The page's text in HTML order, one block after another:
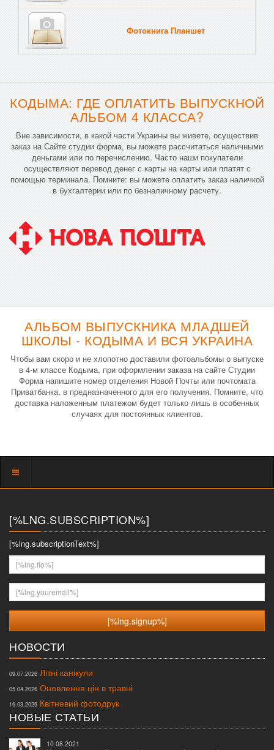
Фотокнига Планшет
КОДЫМА: ГДЕ ОПЛАТИТЬ ВЫПУСКНОЙ
АЛЬБОМ 4 КЛАССА?
Вне зависимости, в какой части Украины вы живете, осуществив
заказ на Сайте студии форма, вы можете рассчитаться наличными
деньгами или по перечислению. Часто наши покупатели
осуществляют перевод денег с карты на карты или платят с
помощью терминала. Помните: вы можете оплатить заказ наличкой
в бухгалтерии или по безналичному расчету.
АЛЬБОМ ВЫПУСКНИКА МЛАДШЕЙ
ШКОЛЫ - КОДЫМА И ВСЯ УКРАИНА
Чтобы вам скоро и не хлопотно доставили фотоальбомы о выпуске
в 4-м классе Кодыма, при оформлении заказа на сайте Студии
Форма напишите номер отделения Новой Почты или почтомата
Приватбанка, в предназначенного для его получения. Помните, что
доставка наложенным платежом будет только лишь в особенных
случаях для постоянных клиентов.
Показать
[%LNG.SUBSCRIPTION%]
[%lng.subscriptionText%]
[%lng.fio%]
[%lng.youremail%]
НОВОСТИ
09.07.2026 Літні канікули
05.04.2026 Оновлення цін в травні
16.03.2026 Квітневий фотодрук
НОВЫЕ СТАТЬИ
10.08.2021